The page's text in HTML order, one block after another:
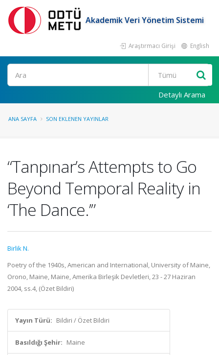
Akademik Veri Yönetim Sistemi
Araştırmacı Girişi English
Ara
Detaylı Arama
ANA SAYFA SON EKLENEN YAYINLAR
“Tanpınar’s Attempts to Go
Beyond Temporal Reality in
‘The Dance.’”
Birlik N.
Poetry of the 1940s, American and International, University of Maine,
Orono, Maine, Maine, Amerika Birleşik Devletleri, 23 - 27 Haziran
2004, ss.4, (Özet Bildiri)
Yayın Türü: Bildiri / Özet Bildiri
Basıldığı Şehir: Maine